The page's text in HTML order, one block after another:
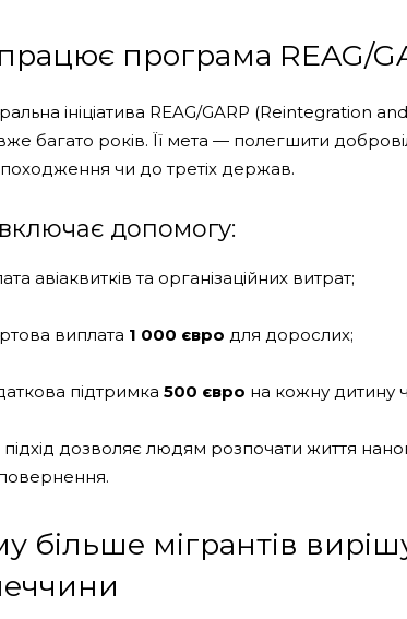
програма REAG/
ініціатива REAG/GARP (Reintegration
багато років. Її мета — полегшити
походження чи до третіх держав.
допомогу:
авіаквитків та організаційних витрат;
виплата 1 000 євро для дорослих;
підтримка 500 євро на кожну дитину
підхід дозволяє людям розпочати життя
більше мігрантів